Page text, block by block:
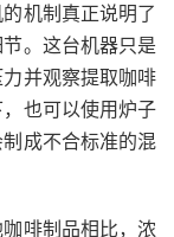
机制真正说明了
。这台机器只是
并观察提取咖啡
也可以使用炉子
成不合标准的混
啡制品相比，浓